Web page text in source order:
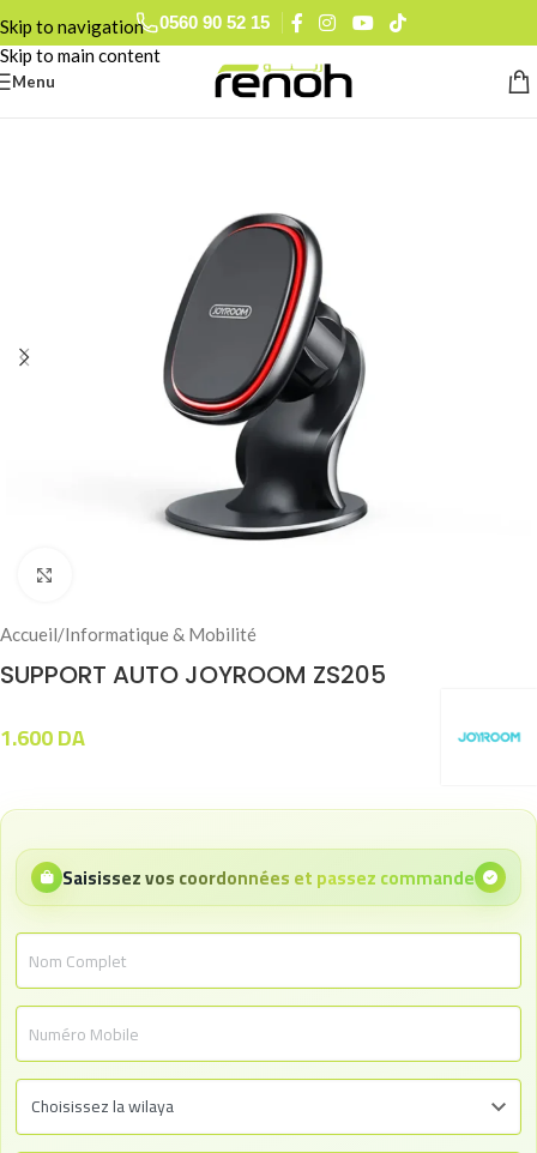
Skip to navigation
Skip to main content
0560 90 52 15
Menu
Accueil/Informatique & Mobilité
SUPPORT AUTO JOYROOM ZS205
1.600DA
Saisissez vos coordonnées et passez commande